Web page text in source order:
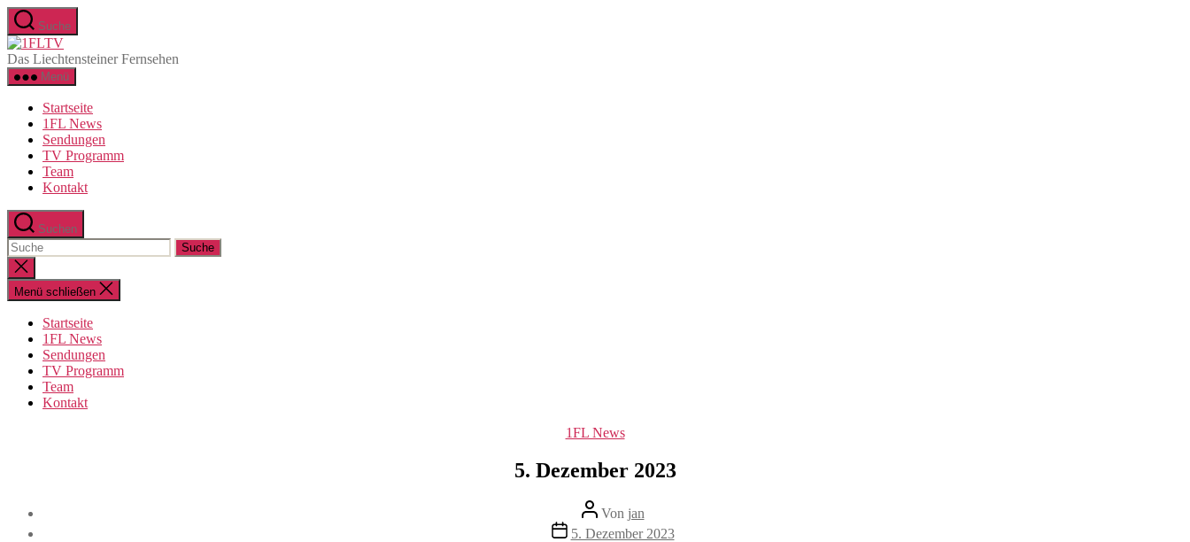
Direkt
zum
Inhalt
wechseln
Suche
1FLTV
Das Liechtensteiner Fernsehen
Menü
Startseite
1FL News
Sendungen
TV Programm
Team
Kontakt
Suchen
Suche
nach:
Suche
schließen
Menü schließen
Startseite
1FL News
Sendungen
TV Programm
Team
Kontakt
Kategorien
1FL News
5. Dezember 2023
Beitragsautor
Von jan
Beitragsdatum
5. Dezember 2023